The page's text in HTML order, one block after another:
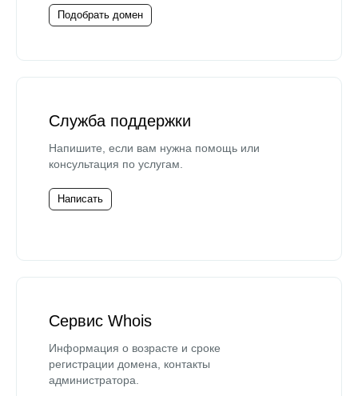
Подобрать домен
Служба поддержки
Напишите, если вам нужна помощь или
консультация по услугам.
Написать
Сервис Whois
Информация о возрасте и сроке
регистрации домена, контакты
администратора.